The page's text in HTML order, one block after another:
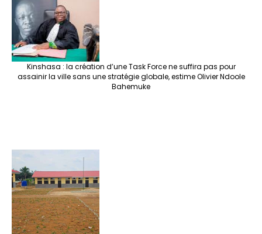
Kinshasa : la création d’une Task Force ne suffira pas pour
assainir la ville sans une stratégie globale, estime Olivier Ndoole
Bahemuke